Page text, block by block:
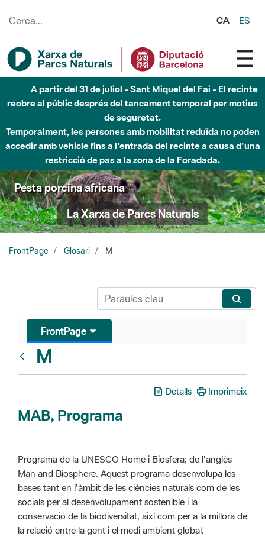
CA ES
A partir del 31 de juliol - Sant Miquel del Fai - El recinte
reobre al públic després del tancament temporal per motius
de seguretat.
Temporalment, les persones amb mobilitat reduïda no poden
accedir amb vehicle fins a l'entrada del recinte a causa d'una
restricció de pas a la zona de la Foradada.
Pesta porcina africana
La Xarxa de Parcs Naturals
FrontPage Glosari M
FrontPage
M
Detalls Imprimeix
MAB, Programa
Programa de la UNESCO Home i Biosfera; de l'anglès
Man and Biosphere. Aquest programa desenvolupa les
bases tant en l'àmbit de les ciències naturals com de les
socials per al desenvolupament sostenible i la
conservació de la biodiversitat, així com per a la millora de
la relació entre la gent i el medi ambient global.